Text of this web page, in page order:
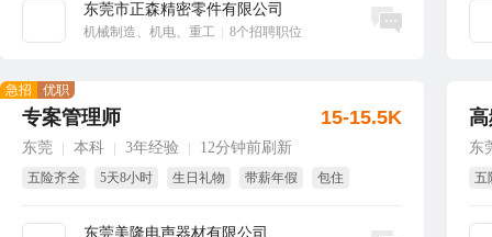
东莞市正森精密零件有限公司
机械制造、机电、重工 8个招聘职位
立即沟通
专案管理师
东莞 本科 3年经验 12分钟前刷新
五险齐全 5天8小时 生日礼物 带薪年假 包住
东莞美隆电声器材有限公司
急招 优职
15-15.5K
东
五